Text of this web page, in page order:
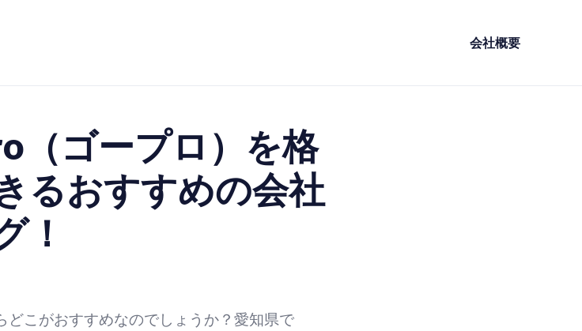
会社概要
（ゴープロ）を格
るおすすめの会社
！
どこがおすすめなのでしょうか？愛知県で